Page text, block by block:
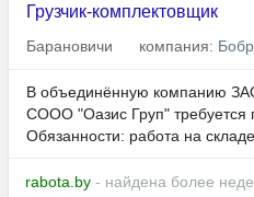
Грузчик-комплектовщик
Барановичи компания:
В объединённую компанию
СООО "Оазис Груп" требуется
Обязанности: работа на
rabota.by - найдена более